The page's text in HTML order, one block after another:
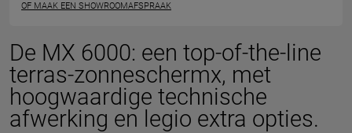
OF MAAK EEN SHOWROOMAFSPRAAK
De MX 6000: een top-of-the-line
terras-zonneschermx, met
hoogwaardige technische
afwerking en legio extra opties.